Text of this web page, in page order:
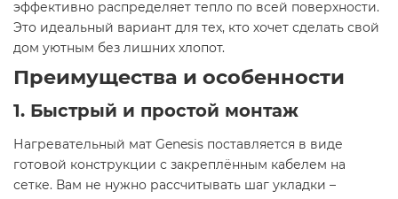
эффективно распределяет тепло по всей поверхности.
Это идеальный вариант для тех, кто хочет сделать свой
дом уютным без лишних хлопот.
Преимущества и особенности
1. Быстрый и простой монтаж
Нагревательный мат Genesis поставляется в виде
готовой конструкции с закреплённым кабелем на
сетке. Вам не нужно рассчитывать шаг укладки –